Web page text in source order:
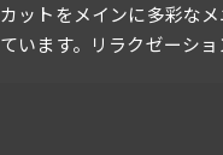
カットをメインに多彩な
ています。リラクゼーシ